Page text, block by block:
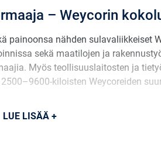
– Weycorin
painoonsa nähden sulavaliikkeiset
sekä maatilojen ja
Myös teollisuuslaitosten ja
kiloisten Weycoreiden
LUE LISÄÄ +